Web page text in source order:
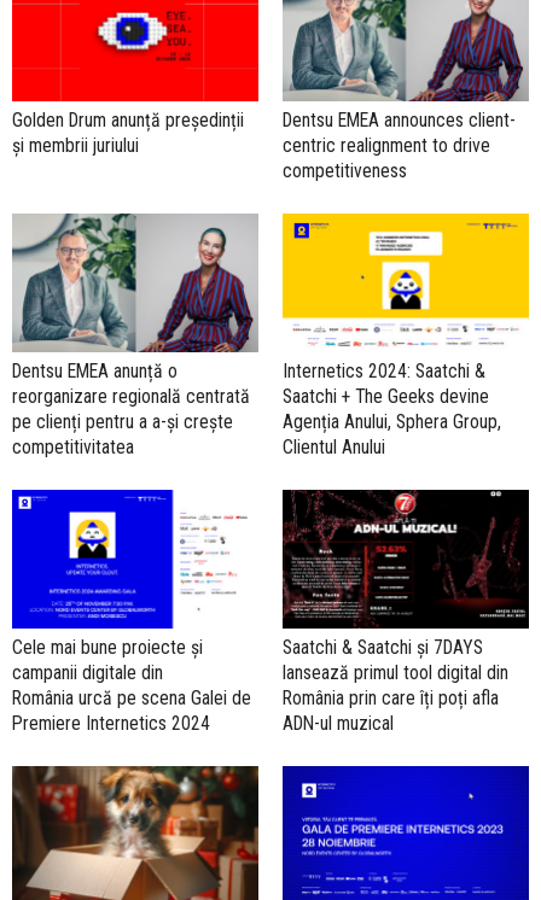
Golden Drum anunță președinții
și membrii juriului
Dentsu EMEA announces client-
centric realignment to drive
competitiveness
Dentsu EMEA anunță o
reorganizare regională centrată
pe clienți pentru a a-și crește
competitivitatea
Internetics 2024: Saatchi &
Saatchi + The Geeks devine
Agenția Anului, Sphera Group,
Clientul Anului
Cele mai bune proiecte și
campanii digitale din
România urcă pe scena Galei de
Premiere Internetics 2024
Saatchi & Saatchi și 7DAYS
lansează primul tool digital din
România prin care îți poți afla
ADN-ul muzical